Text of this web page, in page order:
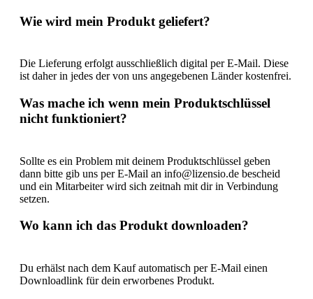
Wie wird mein Produkt geliefert?
Die Lieferung erfolgt ausschließlich digital per E-Mail. Diese
ist daher in jedes der von uns angegebenen Länder kostenfrei.
Was mache ich wenn mein Produktschlüssel
nicht funktioniert?
Sollte es ein Problem mit deinem Produktschlüssel geben
dann bitte gib uns per E-Mail an info@lizensio.de bescheid
und ein Mitarbeiter wird sich zeitnah mit dir in Verbindung
setzen.
Wo kann ich das Produkt downloaden?
Du erhälst nach dem Kauf automatisch per E-Mail einen
Downloadlink für dein erworbenes Produkt.